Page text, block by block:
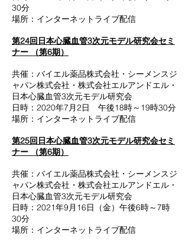
30分
場所：インターネットライブ配信
第24回日本心臓血管3次元モデル研究会セミ
ナー
（第6期）
共催：バイエル薬品株式会社・シーメンスジ
ャパン株式会社・株式会社エルアンドエル・
日本心臓血管3次元モデル研究会
日時：2020年7月2日 午後18時～19時30分
場所：インターネットライブ配信
第25回日本心臓血管3次元モデル研究会セミ
ナー
（第6期）
共催：バイエル薬品株式会社・シーメンスジ
ャパン株式会社・株式会社エルアンドエル・
日本心臓血管3次元モデル研究会
日時：2021年9月16日（金）午後6時～7時
30分
場所：インターネットライブ配信